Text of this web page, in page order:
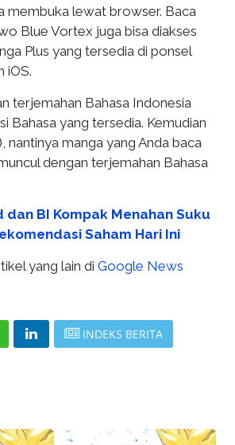
membuka lewat browser. Baca
Blue Vortex juga bisa diakses
Plus yang tersedia di ponsel
iOS.
terjemahan Bahasa Indonesia
Bahasa yang tersedia. Kemudian
nantinya manga yang Anda baca
dengan terjemahan Bahasa
dan BI Kompak Menahan Suku
Saham Hari Ini
yang lain di Google News
INDEKS BERITA